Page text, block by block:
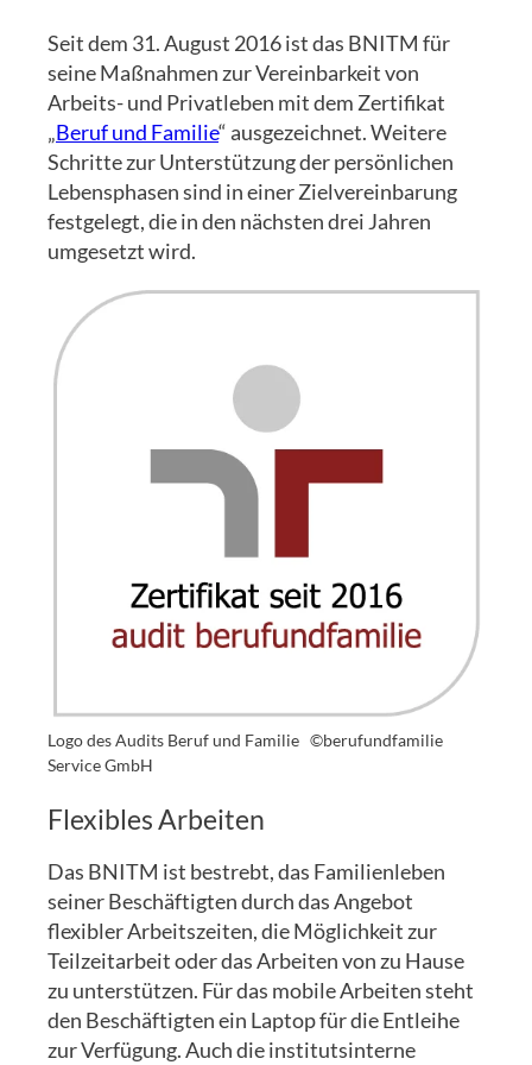
Seit dem 31. August 2016 ist das BNITM für
seine Maßnahmen zur Vereinbarkeit von
Arbeits- und Privatleben mit dem Zertifikat
„Beruf und Familie“ ausgezeichnet. Weitere
Schritte zur Unterstützung der persönlichen
Lebensphasen sind in einer Zielvereinbarung
festgelegt, die in den nächsten drei Jahren
umgesetzt wird.
Logo des Audits Beruf und Familie ©berufundfamilie
Service GmbH
Flexibles Arbeiten
Das BNITM ist bestrebt, das Familienleben
seiner Beschäftigten durch das Angebot
flexibler Arbeitszeiten, die Möglichkeit zur
Teilzeitarbeit oder das Arbeiten von zu Hause
zu unterstützen. Für das mobile Arbeiten steht
den Beschäftigten ein Laptop für die Entleihe
zur Verfügung. Auch die institutsinterne